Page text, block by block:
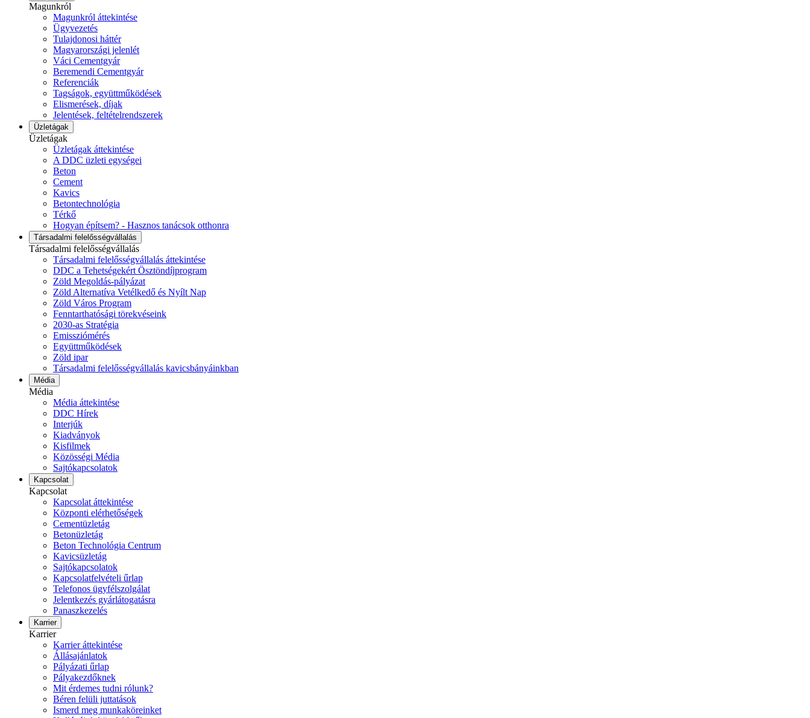
Magunkról
Magunkról áttekintése
Ügyvezetés
Tulajdonosi háttér
Magyarországi jelenlét
Váci Cementgyár
Beremendi Cementgyár
Referenciák
Tagságok, együttműködések
Elismerések, díjak
Jelentések, feltételrendszerek
Üzletágak
Üzletágak
Üzletágak áttekintése
A DDC üzleti egységei
Beton
Cement
Kavics
Betontechnológia
Térkő
Hogyan építsem? - Hasznos tanácsok otthonra
Társadalmi felelősségvállalás
Társadalmi felelősségvállalás
Társadalmi felelősségvállalás áttekintése
DDC a Tehetségekért Ösztöndíjprogram
Zöld Megoldás-pályázat
Zöld Alternatíva Vetélkedő és Nyílt Nap
Zöld Város Program
Fenntarthatósági törekvéseink
2030-as Stratégia
Emissziómérés
Együttműködések
Zöld ipar
Társadalmi felelősségvállalás kavicsbányáinkban
Média
Média
Média áttekintése
DDC Hírek
Interjúk
Kiadványok
Kisfilmek
Közösségi Média
Sajtókapcsolatok
Kapcsolat
Kapcsolat
Kapcsolat áttekintése
Központi elérhetőségek
Cementüzletág
Betonüzletág
Beton Technológia Centrum
Kavicsüzletág
Sajtókapcsolatok
Kapcsolatfelvételi űrlap
Telefonos ügyfélszolgálat
Jelentkezés gyárlátogatásra
Panaszkezelés
Karrier
Karrier
Karrier áttekintése
Állásajánlatok
Pályázati űrlap
Pályakezdőknek
Mit érdemes tudni rólunk?
Béren felüli juttatások
Ismerd meg munkaköreinket